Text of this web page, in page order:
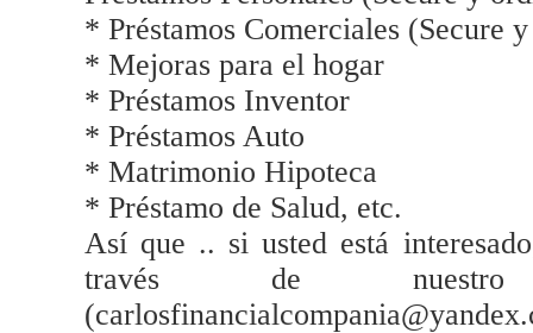
* Préstamos Comerciales (Secure
* Mejoras para el hogar
* Préstamos Inventor
* Préstamos Auto
* Matrimonio Hipoteca
* Préstamo de Salud, etc.
Así que .. si usted está
través de nuestro